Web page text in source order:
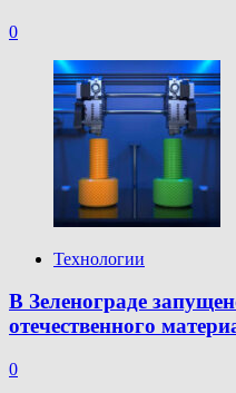
0
Технологии
В Зеленограде
отечественного
0